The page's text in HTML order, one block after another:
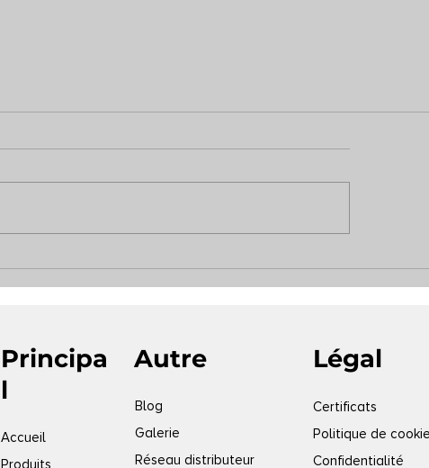
Principa
l
Accueil
Produits
Autre
Blog
Galerie
Réseau distributeur
Légal
Certificats
Politique de
Confidentialité